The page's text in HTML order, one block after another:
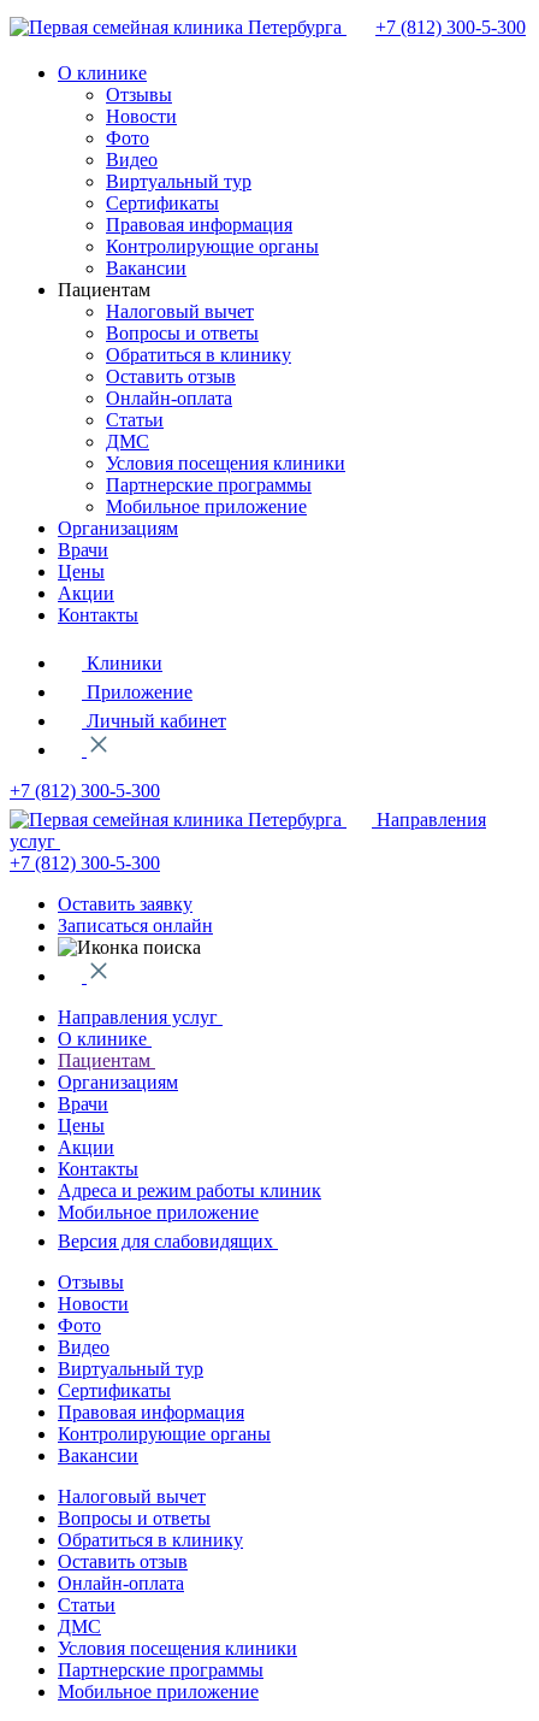
+7 (812) 300-5-300
О клинике
Отзывы
Новости
Фото
Видео
Виртуальный тур
Сертификаты
Правовая информация
Контролирующие органы
Вакансии
Пациентам
Налоговый вычет
Вопросы и ответы
Обратиться в клинику
Оставить отзыв
Онлайн-оплата
Статьи
ДМС
Условия посещения клиники
Партнерские программы
Мобильное приложение
Организациям
Врачи
Цены
Акции
Контакты
Клиники
Приложение
Личный кабинет
+7 (812) 300-5-300
Направления
услуг
+7 (812) 300-5-300
Оставить заявку
Записаться онлайн
Направления услуг
О клинике
Пациентам
Организациям
Врачи
Цены
Акции
Контакты
Адреса и режим работы клиник
Мобильное приложение
Версия для слабовидящих
Отзывы
Новости
Фото
Видео
Виртуальный тур
Сертификаты
Правовая информация
Контролирующие органы
Вакансии
Налоговый вычет
Вопросы и ответы
Обратиться в клинику
Оставить отзыв
Онлайн-оплата
Статьи
ДМС
Условия посещения клиники
Партнерские программы
Мобильное приложение